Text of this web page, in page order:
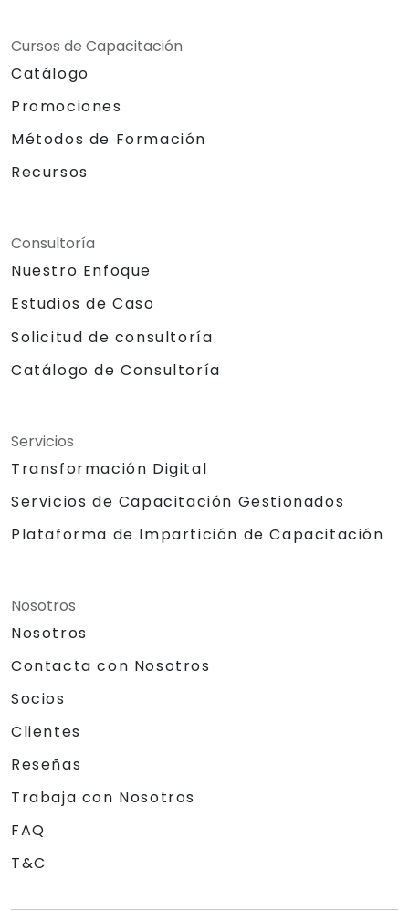
Cursos de Capacitación
Catálogo
Promociones
Métodos de Formación
Recursos
Consultoría
Nuestro Enfoque
Estudios de Caso
Solicitud de consultoría
Catálogo de Consultoría
Servicios
Transformación Digital
Servicios de Capacitación Gestionados
Plataforma de Impartición de Capacitación
Nosotros
Nosotros
Contacta con Nosotros
Socios
Clientes
Reseñas
Trabaja con Nosotros
FAQ
T&C